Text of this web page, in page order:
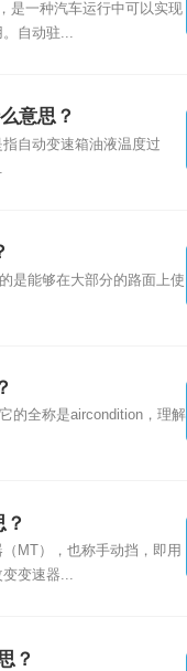
是一种汽车运行中可以实现
。自动驻...
意思？
自动变速箱油液温度过
是能够在大部分的路面上使
的全称是aircondition，理解
MT），也称手动挡，即用
变速器...
？